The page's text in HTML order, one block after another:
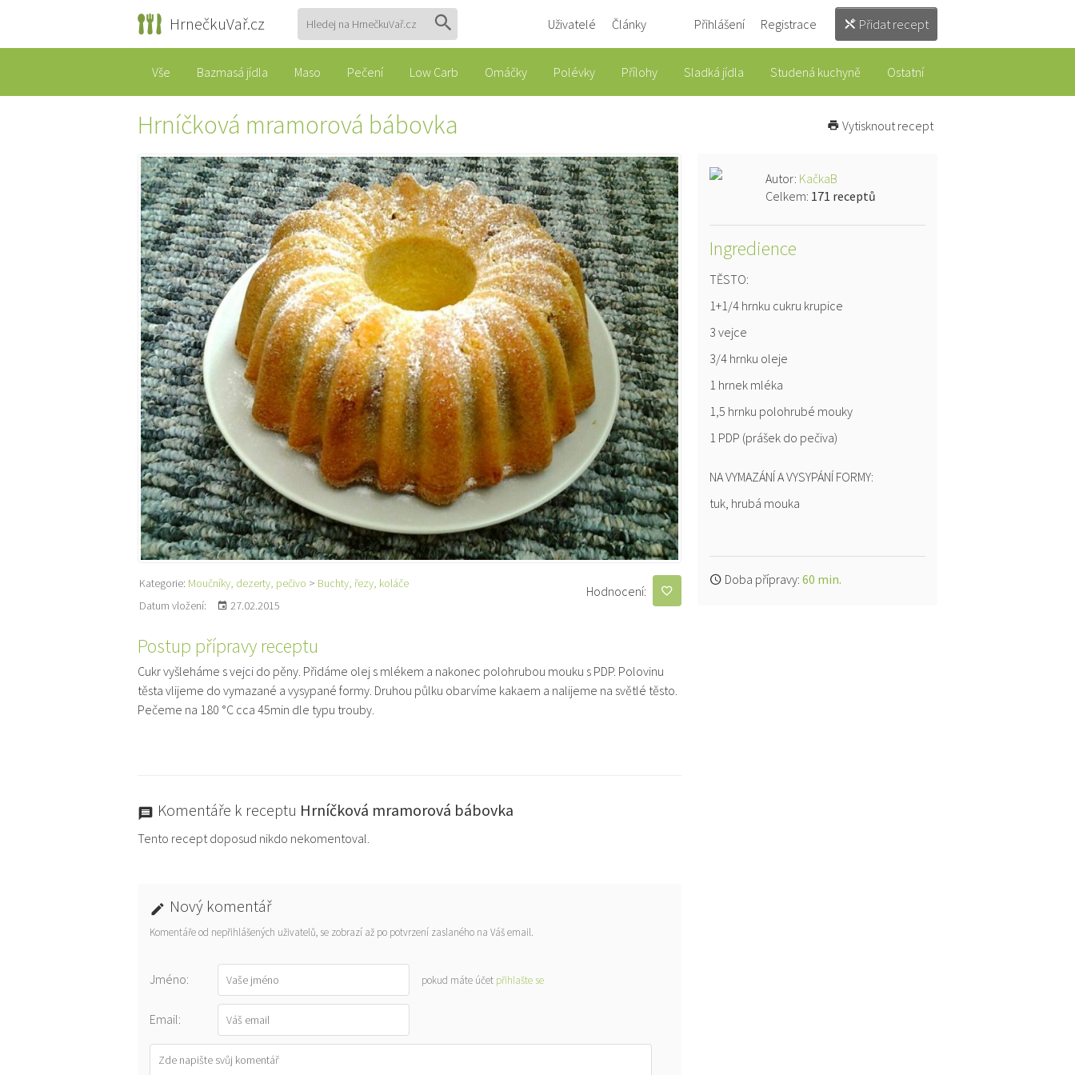
HrnečkuVař.cz Uživatelé Články Přihlášení Registrace Přidat recept
Vše Bazmasá jídla Maso Pečení Low Carb Omáčky Polévky Přílohy Sladká jídla Studená kuchyně Ostatní
Hrníčková mramorová bábovka
Hodnocení:
Kategorie: Moučníky, dezerty, pečivo > Buchty, řezy, koláče
Datum vložení:
27.02.2015
Postup přípravy receptu
Cukr vyšleháme s vejci do pěny. Přidáme olej s mlékem a nakonec polohrubou mouku s PDP. Polovinu
těsta vlijeme do vymazané a vysypané formy. Druhou půlku obarvíme kakaem a nalijeme na světlé těsto.
Pečeme na 180 °C cca 45min dle typu trouby.
Komentáře k receptu Hrníčková mramorová bábovka
Tento recept doposud nikdo nekomentoval.
Nový komentář
Komentáře od nepřihlášených uživatelů, se zobrazí až po potvrzení zaslaného na Váš email.
Jméno: pokud máte účet přihlašte se
Email:
Vytisknout recept
Autor: KačkaB
Celkem: 171 receptů
Ingredience
TĚSTO:
1+1/4 hrnku cukru krupice
3 vejce
3/4 hrnku oleje
1 hrnek mléka
1,5 hrnku polohrubé mouky
1 PDP (prášek do pečiva)
NA VYMAZÁNÍ A VYSYPÁNÍ FORMY:
tuk, hrubá mouka
Doba přípravy: 60 min.